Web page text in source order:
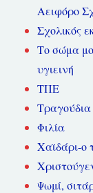
Αειφόρο
Σχολικός
Το σώμα
υγιεινή
ΤΠΕ
Τραγούδια
Φιλία
Χαϊδάρι-ο
Ψωμί,